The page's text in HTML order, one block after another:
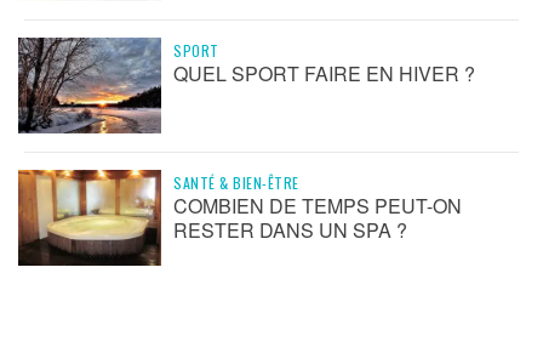
SPORT
QUEL SPORT FAIRE EN HIVER ?
SANTÉ & BIEN-ÊTRE
COMBIEN DE TEMPS PEUT-ON
RESTER DANS UN SPA ?